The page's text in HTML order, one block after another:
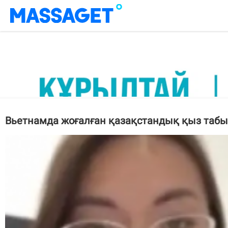
Вьетнамда жоғалған қазақстандық қыз